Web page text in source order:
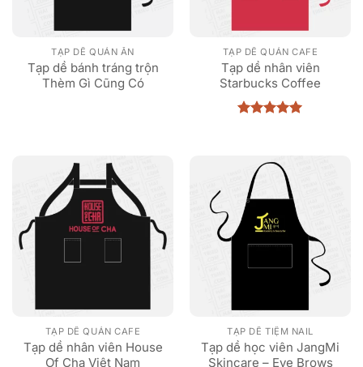
TẠP DỀ QUÁN ĂN
Tạp dề bánh tráng trộn
Thèm Gì Cũng Có
TẠP DỀ QUÁN CAFE
Tạp dề nhân viên
Starbucks Coffee
TẠP DỀ QUÁN CAFE
Tạp dề nhân viên House
Of Cha Việt Nam
TẠP DỀ TIỆM NAIL
Tạp dề học viên JangMi
Skincare – Eye Brows